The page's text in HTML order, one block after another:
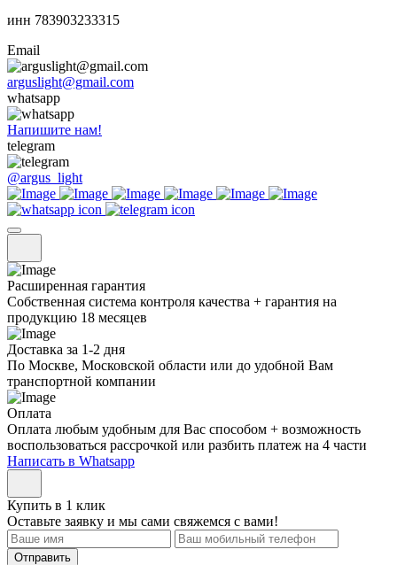
инн 783903233315
Email
arguslight@gmail.com
whatsapp
Напишите нам!
telegram
@argus_light
Расширенная гарантия
Собственная система контроля качества + гарантия на
продукцию 18 месяцев
Доставка за 1-2 дня
По Москве, Московской области или до удобной Вам
транспортной компании
Оплата
Оплата любым удобным для Вас способом + возможность
воспользоваться рассрочкой или разбить платеж на 4 части
Написать в Whatsapp
Купить в 1 клик
Оставьте заявку и мы сами свяжемся с вами!
Отправить